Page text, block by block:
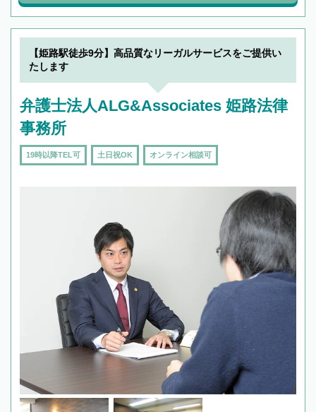
【姫路駅徒歩9分】高品質なリーガルサービスをご提供い
たします
弁護士法人ALG&Associates 姫路法律
事務所
19時以降TEL可 土日祝OK オンライン相談可